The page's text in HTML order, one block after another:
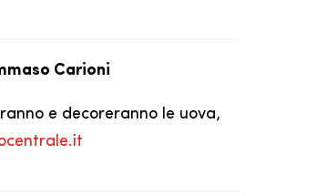
Carioni
e decoreranno le uova,